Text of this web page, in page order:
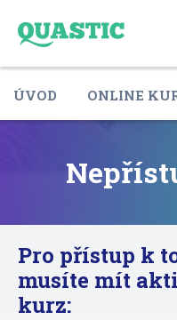
ÚVOD ONLINE
Pro přístup k
musíte mít
kurz: